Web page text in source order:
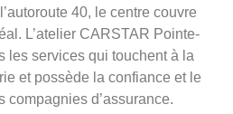
40, le centre couvre
L’atelier CARSTAR Pointe-
les services qui touchent à la
et possède la confiance et le
compagnies d’assurance.